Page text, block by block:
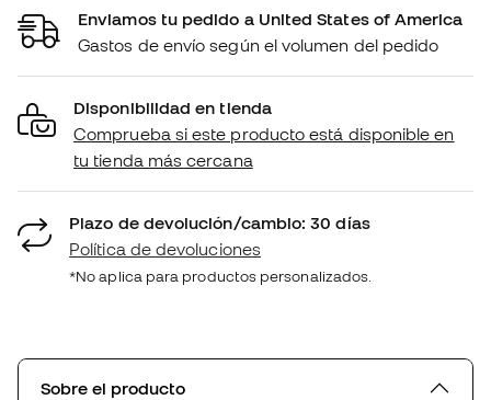
Enviamos tu pedido a United States of America
Gastos de envío según el volumen del pedido
Disponibilidad en tienda
Comprueba si este producto está disponible en
tu tienda más cercana
Plazo de devolución/cambio: 30 días
Política de devoluciones
*No aplica para productos personalizados.
Sobre el producto